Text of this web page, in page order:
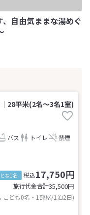
、自由気ままな湯めぐ
28平米(2名～3名1室)
バス トイレ 禁煙
な1名 税込17,750円
旅行代金合計35,500円
こども0名・1部屋/1泊2日)